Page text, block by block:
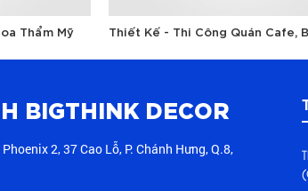
Thẩm Mỹ Thiết Kế - Thi Công Quán Cafe,
BIGTHINK DECOR
2, 37 Cao Lỗ, P. Chánh Hưng, Q.8,